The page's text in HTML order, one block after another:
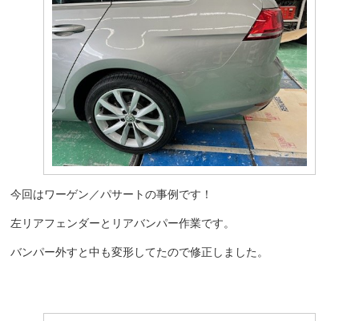
今回はワーゲン／パサートの事例です！
左リアフェンダーとリアバンパー作業です。
バンパー外すと中も変形してたので修正しました。